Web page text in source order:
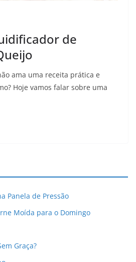
de
ama uma receita prática e
Hoje vamos falar sobre uma
Panela de Pressão
Moída para o Domingo
Graça?